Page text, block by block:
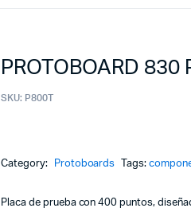
PROTOBOARD 830
SKU: P800T
Category: Protoboards Tags:
Placa de prueba con 400 puntos,